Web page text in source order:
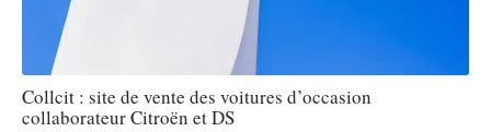
Collcit : site de vente des voitures d’occasion
collaborateur Citroën et DS